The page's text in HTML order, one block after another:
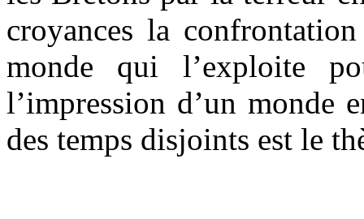
croyances la
monde qui l’exploite
l’impression d’un monde
des temps disjoints est le